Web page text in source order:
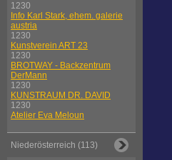
1230
Info Karl Stark, ehem. galerie
austria
1230
Kunstverein ART 23
1230
BROTWAY - Backzentrum
DerMann
1230
KUNSTRAUM DR. DAVID
1230
Atelier Eva Meloun
Niederösterreich (113)